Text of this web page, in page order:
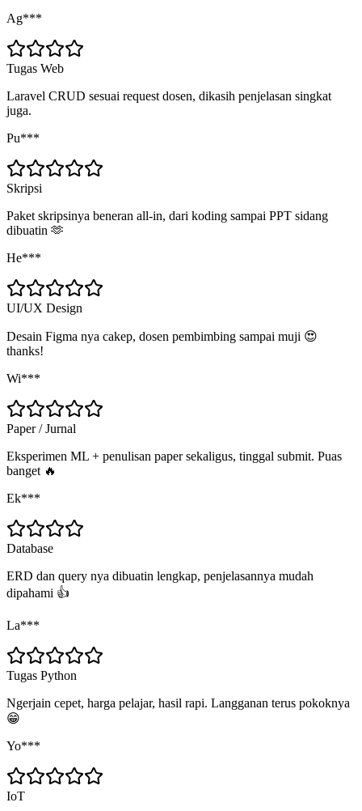
Ag***
Tugas Web
Laravel CRUD sesuai request dosen, dikasih penjelasan singkat
juga.
Pu***
Skripsi
Paket skripsinya beneran all-in, dari koding sampai PPT sidang
dibuatin 🫶
He***
UI/UX Design
Desain Figma nya cakep, dosen pembimbing sampai muji 😍
thanks!
Wi***
Paper / Jurnal
Eksperimen ML + penulisan paper sekaligus, tinggal submit. Puas
banget 🔥
Ek***
Database
ERD dan query nya dibuatin lengkap, penjelasannya mudah
dipahami 👍
La***
Tugas Python
Ngerjain cepet, harga pelajar, hasil rapi. Langganan terus pokoknya
😁
Yo***
IoT